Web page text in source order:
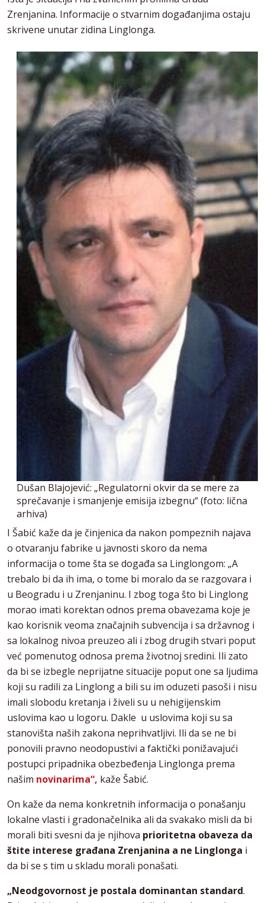
Zrenjanina. Informacije o stvarnim događanjima ostaju
skrivene unutar zidina Linglonga.
Dušan Blajojević: „Regulatorni okvir da se mere za
sprečavanje i smanjenje emisija izbegnu“ (foto: lična
arhiva)
I Šabić kaže da je činjenica da nakon pompeznih najava
o otvaranju fabrike u javnosti skoro da nema
informacija o tome šta se događa sa Linglongom: „A
trebalo bi da ih ima, o tome bi moralo da se razgovara i
u Beogradu i u Zrenjaninu. I zbog toga što bi Linglong
morao imati korektan odnos prema obavezama koje je
kao korisnik veoma značajnih subvencija i sa državnog i
sa lokalnog nivoa preuzeo ali i zbog drugih stvari poput
već pomenutog odnosa prema životnoj sredini. Ili zato
da bi se izbegle neprijatne situacije poput one sa ljudima
koji su radili za Linglong a bili su im oduzeti pasoši i nisu
imali slobodu kretanja i živeli su u nehigijenskim
uslovima kao u logoru. Dakle u uslovima koji su sa
stanovišta naših zakona neprihvatljivi. Ili da se ne bi
ponovili pravno neodopustivi a faktički ponižavajući
postupci pripadnika obezbeđenja Linglonga prema
našim novinarima“, kaže Šabić.
On kaže da nema konkretnih informacija o ponašanju
lokalne vlasti i gradonačelnika ali da svakako misli da bi
morali biti svesni da je njihova prioritetna obaveza da
štite interese građana Zrenjanina a ne Linglonga i
da bi se s tim u skladu morali ponašati.
„Neodgovornost je postala dominantan standard.